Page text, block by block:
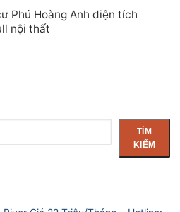
Phú Hoàng Anh diện tích
nội thất
TÌM
KIẾM